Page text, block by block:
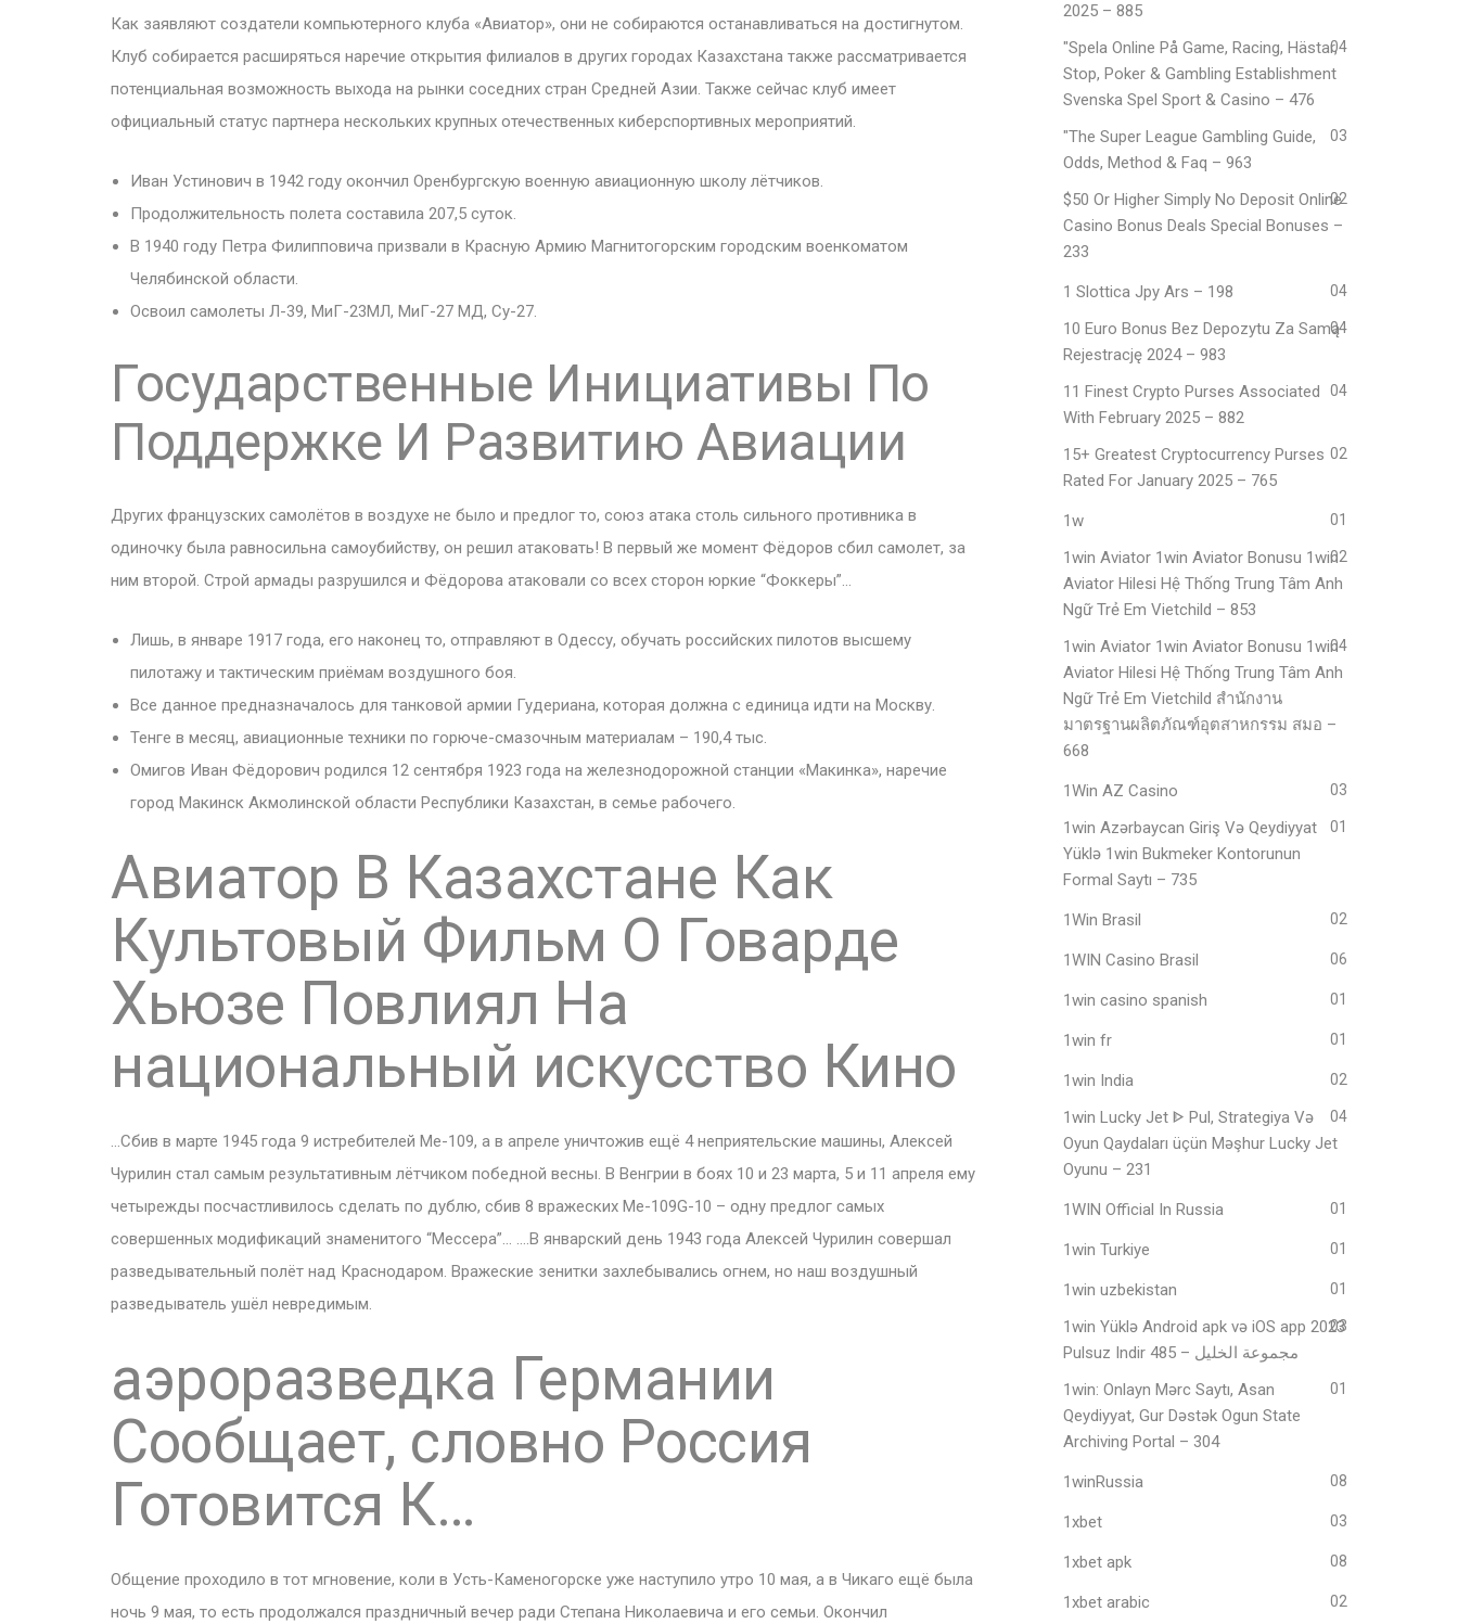
Как заявляют создатели компьютерного клуба «Авиатор», они не собираются останавливаться на достигнутом.
Клуб собирается расширяться наречие открытия филиалов в других городах Казахстана также рассматривается
потенциальная возможность выхода на рынки соседних стран Средней Азии. Также сейчас клуб имеет
официальный статус партнера нескольких крупных отечественных киберспортивных мероприятий.
Иван Устинович в 1942 году окончил Оренбургскую военную авиационную школу лётчиков.
Продолжительность полета составила 207,5 суток.
В 1940 году Петра Филипповича призвали в Красную Армию Магнитогорским городским военкоматом
Челябинской области.
Освоил самолеты Л-39, МиГ-23МЛ, МиГ-27 МД, Су-27.
Государственные Инициативы По
Поддержке И Развитию Авиации
Других французских самолётов в воздухе не было и предлог то, союз атака столь сильного противника в
одиночку была равносильна самоубийству, он решил атаковать! В первый же момент Фёдоров сбил самолет, за
ним второй. Строй армады разрушился и Фёдорова атаковали со всех сторон юркие “Фоккеры”…
Лишь, в январе 1917 года, его наконец то, отправляют в Одессу, обучать российских пилотов высшему
пилотажу и тактическим приёмам воздушного боя.
Все данное предназначалось для танковой армии Гудериана, которая должна с единица идти на Москву.
Тенге в месяц, авиационные техники по горюче-смазочным материалам – 190,4 тыс.
Омигов Иван Фёдорович родился 12 сентября 1923 года на железнодорожной станции «Макинка», наречие
город Макинск Акмолинской области Республики Казахстан, в семье рабочего.
Авиатор В Казахстане Как
Культовый Фильм О Говарде
Хьюзе Повлиял На
национальный искусство Кино
…Сбив в марте 1945 года 9 истребителей Ме-109, а в апреле уничтожив ещё 4 неприятельские машины, Алексей
Чурилин стал самым результативным лётчиком победной весны. В Венгрии в боях 10 и 23 марта, 5 и 11 апреля ему
четырежды посчастливилось сделать по дублю, сбив 8 вражеских Ме-109G-10 – одну предлог самых
совершенных модификаций знаменитого “Мессера”… ….В январский день 1943 года Алексей Чурилин совершал
разведывательный полёт над Краснодаром. Вражеские зенитки захлебывались огнем, но наш воздушный
разведыватель ушёл невредимым.
аэроразведка Германии
Сообщает, словно Россия
Готовится К…
Общение проходило в тот мгновение, коли в Усть-Каменогорске уже наступило утро 10 мая, а в Чикаго ещё была
ночь 9 мая, то есть продолжался праздничный вечер ради Степана Николаевича и его семьи. Окончил
2025 – 885
"Spela Online På Game, Racing, Hästar,
Stop, Poker & Gambling Establishment
Svenska Spel Sport & Casino – 476
04
"The Super League Gambling Guide,
Odds, Method & Faq – 963
03
$50 Or Higher Simply No Deposit Online
Casino Bonus Deals Special Bonuses –
233
02
1 Slottica Jpy Ars – 198 04
10 Euro Bonus Bez Depozytu Za Samą
Rejestrację 2024 – 983
04
11 Finest Crypto Purses Associated
With February 2025 – 882
04
15+ Greatest Cryptocurrency Purses
Rated For January 2025 – 765
02
1w 01
1win Aviator 1win Aviator Bonusu 1win
Aviator Hilesi Hệ Thống Trung Tâm Anh
Ngữ Trẻ Em Vietchild – 853
02
1win Aviator 1win Aviator Bonusu 1win
Aviator Hilesi Hệ Thống Trung Tâm Anh
Ngữ Trẻ Em Vietchild สำนักงาน
มาตรฐานผลิตภัณฑ์อุตสาหกรรม สมอ –
668
04
1Win AZ Casino 03
1win Azərbaycan Giriş Və Qeydiyyat
Yüklə 1win Bukmeker Kontorunun
Formal Saytı – 735
01
1Win Brasil 02
1WIN Casino Brasil 06
1win casino spanish 01
1win fr 01
1win India 02
1win Lucky Jet ᐈ Pul, Strategiya Və
Oyun Qaydaları üçün Məşhur Lucky Jet
Oyunu – 231
04
1WIN Official In Russia 01
1win Turkiye 01
1win uzbekistan 01
1win Yüklə Android apk və iOS app 2023
Pulsuz Indir مجموعة الخليل – 485
03
1win: Onlayn Mərc Saytı, Asan
Qeydiyyat, Gur Dəstək Ogun State
Archiving Portal – 304
01
1winRussia 08
1xbet 03
1xbet apk 08
1xbet arabic 02